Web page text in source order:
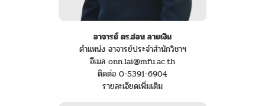
อาจารย์ ดร.อ่อน ลายเงิน
ตำแหน่ง อาจารย์ประจำสำนักวิชาฯ
อีเมล onn.lai@mfu.ac.th
ติดต่อ 0-5391-6904
รายละเอียดเพิ่มเติม